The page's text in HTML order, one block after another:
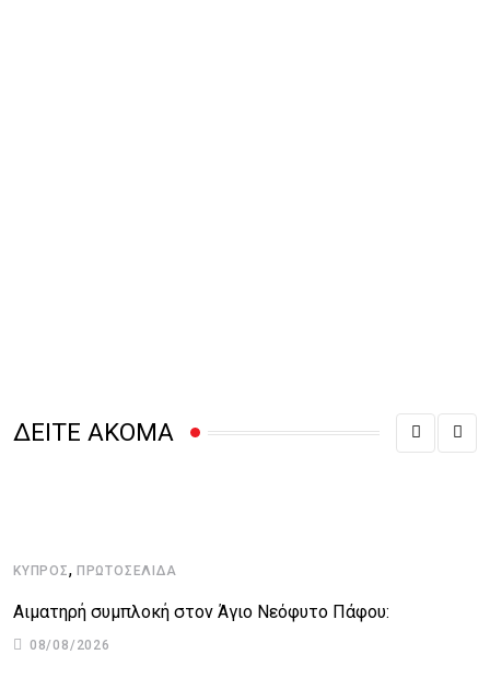
ΔΕΙΤΕ ΑΚΟΜΑ
ΚΎΠΡΟΣ, ΠΡΩΤΟΣΈΛΙΔΑ
Αιματηρή συμπλοκή στον Άγιο Νεόφυτο Πάφου:
08/08/2026